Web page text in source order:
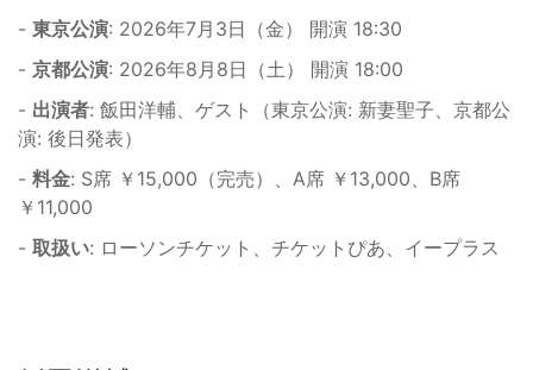
- 東京公演: 2026年7月3日（金） 開演 18:30
- 京都公演: 2026年8月8日（土） 開演 18:00
- 出演者: 飯田洋輔、ゲスト（東京公演: 新妻聖子、京都公
演: 後日発表）
- 料金: S席 ￥15,000（完売）、A席 ￥13,000、B席
￥11,000
- 取扱い: ローソンチケット、チケットぴあ、イープラス